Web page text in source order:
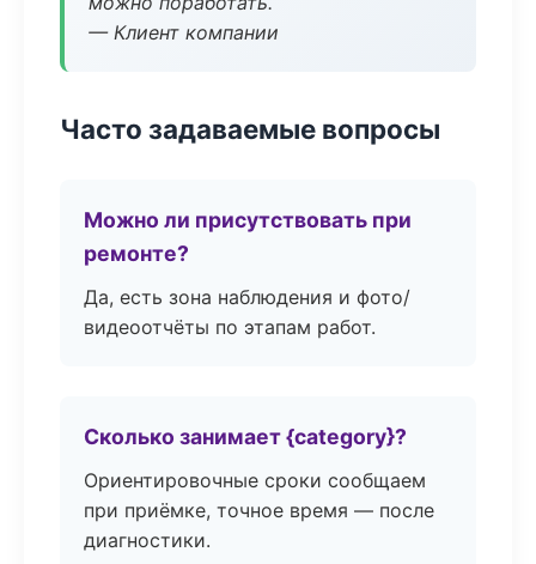
— Клиент компании
Часто задаваемые вопросы
Можно ли присутствовать при
ремонте?
Да, есть зона наблюдения и фото/
видеоотчёты по этапам работ.
Сколько занимает {category}?
Ориентировочные сроки сообщаем
при приёмке, точное время — после
диагностики.